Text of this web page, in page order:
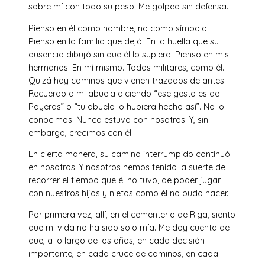
sobre mí con todo su peso. Me golpea sin defensa.
Pienso en él como hombre, no como símbolo.
Pienso en la familia que dejó. En la huella que su
ausencia dibujó sin que él lo supiera. Pienso en mis
hermanos. En mí mismo. Todos militares, como él.
Quizá hay caminos que vienen trazados de antes.
Recuerdo a mi abuela diciendo “ese gesto es de
Payeras” o “tu abuelo lo hubiera hecho así”. No lo
conocimos. Nunca estuvo con nosotros. Y, sin
embargo, crecimos con él.
En cierta manera, su camino interrumpido continuó
en nosotros. Y nosotros hemos tenido la suerte de
recorrer el tiempo que él no tuvo, de poder jugar
con nuestros hijos y nietos como él no pudo hacer.
Por primera vez, allí, en el cementerio de Riga, siento
que mi vida no ha sido solo mía. Me doy cuenta de
que, a lo largo de los años, en cada decisión
importante, en cada cruce de caminos, en cada